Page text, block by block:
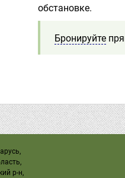
обстановке.
Бронируйте
р-н,